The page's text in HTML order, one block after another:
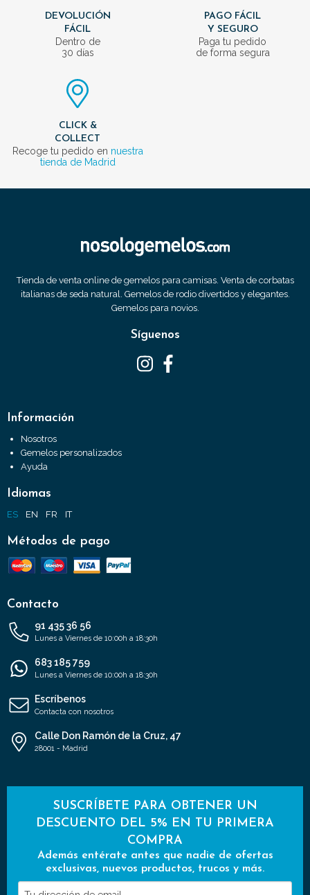
DEVOLUCIÓN
FÁCIL
Dentro de
30 días
PAGO FÁCIL
Y SEGURO
Paga tu pedido
de forma segura
CLICK &
COLLECT
Recoge tu pedido en nuestra
tienda de Madrid
Tienda de venta online de gemelos para camisas. Venta de corbatas
italianas de seda natural. Gemelos de rodio divertidos y elegantes.
Gemelos para novios.
Síguenos
Información
Nosotros
Gemelos personalizados
Ayuda
Idiomas
ES EN FR IT
Métodos de pago
Contacto
91 435 36 56
Lunes a Viernes de 10:00h a 18:30h
683 185 759
Lunes a Viernes de 10:00h a 18:30h
Escríbenos
Contacta con nosotros
Calle Don Ramón de la Cruz, 47
28001 - Madrid
SUSCRÍBETE PARA OBTENER UN
DESCUENTO DEL 5% EN TU PRIMERA
COMPRA
Además entérate antes que nadie de ofertas
exclusivas, nuevos productos, trucos y más.
Tu